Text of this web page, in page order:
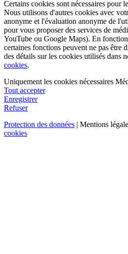
Certains cookies sont nécessaires pour
Nous utilisons d'autres cookies avec
anonyme et l'évaluation anonyme de
pour vous proposer des services de
YouTube ou Google Maps). En
certaines fonctions peuvent ne pas être
des détails sur les cookies utilisés dans
cookies.
Uniquement les cookies nécessaires
Tout accepter
Enregistrer
Refuser
Protection des données | Mentions
cookies